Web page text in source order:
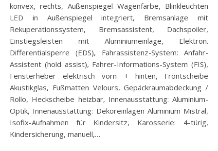
konvex, rechts, Außenspiegel Wagenfarbe, Blinkleuchten
LED in Außenspiegel integriert, Bremsanlage mit
Rekuperationssystem, Bremsassistent, Dachspoiler,
Einstiegsleisten mit Aluminiumeinlage, Elektron.
Differentialsperre (EDS), Fahrassistenz-System: Anfahr-
Assistent (hold assist), Fahrer-Informations-System (FIS),
Fensterheber elektrisch vorn + hinten, Frontscheibe
Akustikglas, Fußmatten Velours, Gepäckraumabdeckung /
Rollo, Heckscheibe heizbar, Innenausstattung: Aluminium-
Optik, Innenausstattung: Dekoreinlagen Aluminium Mistral,
Isofix-Aufnahmen für Kindersitz, Karosserie: 4-türig,
Kindersicherung, manuell,…